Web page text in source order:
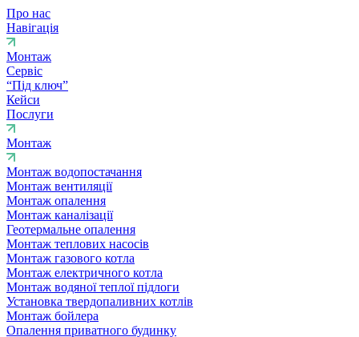
Про нас
Навігація
Монтаж
Сервіс
“Під ключ”
Кейси
Послуги
Монтаж
Монтаж водопостачання
Монтаж вентиляції
Монтаж опалення
Монтаж каналізації
Геотермальне опалення
Монтаж теплових насосів
Монтаж газового котла
Монтаж електричного котла
Монтаж водяної теплої підлоги
Установка твердопаливних котлів
Монтаж бойлера
Опалення приватного будинку